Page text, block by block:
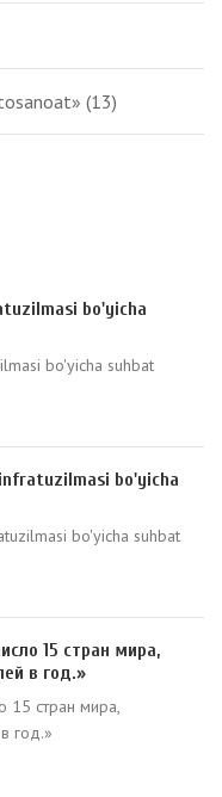
(13)
bo'yicha
bo'yicha suhbat
bo'yicha
bo'yicha suhbat
15 стран мира,
в год.»
15 стран мира,
год.»